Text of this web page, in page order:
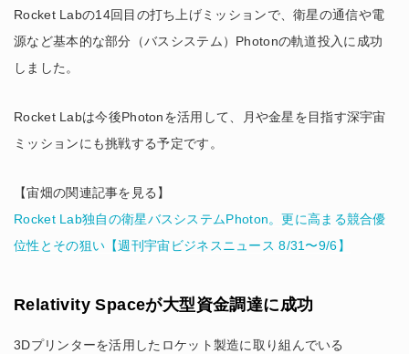
Rocket Labの14回目の打ち上げミッションで、衛星の通信や電
源など基本的な部分（バスシステム）Photonの軌道投入に成功
しました。
Rocket Labは今後Photonを活用して、月や金星を目指す深宇宙
ミッションにも挑戦する予定です。
【宙畑の関連記事を見る】
Rocket Lab独自の衛星バスシステムPhoton。更に高まる競合優
位性とその狙い【週刊宇宙ビジネスニュース 8/31〜9/6】
Relativity Spaceが大型資金調達に成功
3Dプリンターを活用したロケット製造に取り組んでいる